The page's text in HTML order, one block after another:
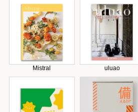
Mistral uluao